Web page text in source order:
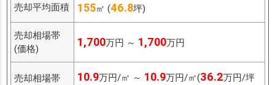
売却平均面積 155㎡ (46.8坪)
売却相場帯
(価格)
1,700万円 ～ 1,700万円
売却相場帯
10.9万円/㎡ ～ 10.9万円/㎡(36.2万円/坪